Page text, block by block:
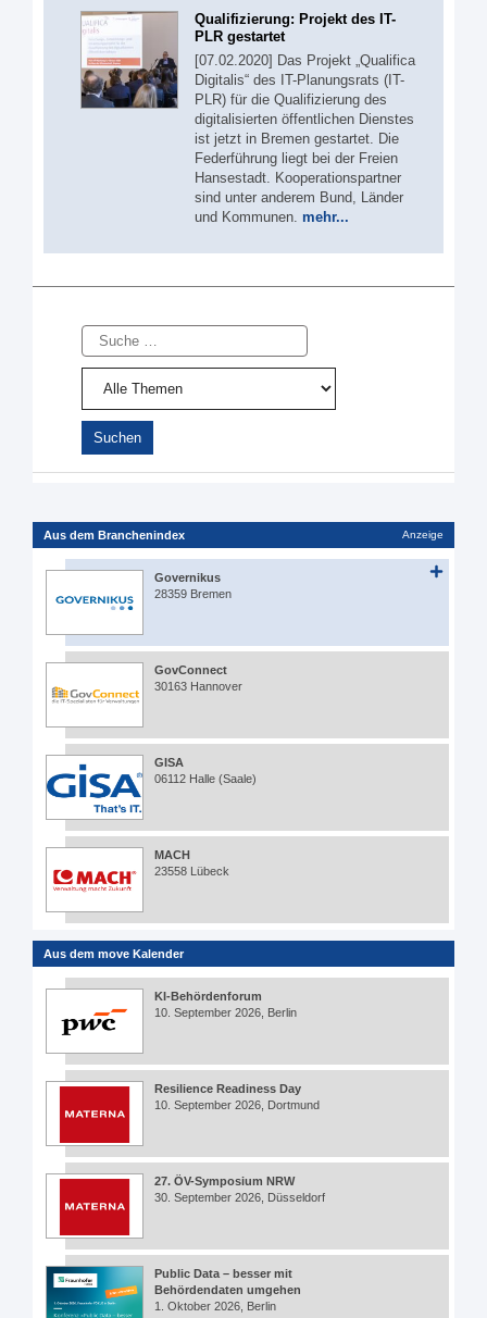
Qualifizierung: Projekt des IT-
PLR gestartet
[07.02.2020] Das Projekt „Qualifica
Digitalis“ des IT-Planungsrats (IT-
PLR) für die Qualifizierung des
digitalisierten öffentlichen Dienstes
ist jetzt in Bremen gestartet. Die
Federführung liegt bei der Freien
Hansestadt. Kooperationspartner
sind unter anderem Bund, Länder
und Kommunen. mehr...
Suche
Aus dem Branchenindex Anzeige
Governikus
28359 Bremen
GovConnect
30163 Hannover
GISA
06112 Halle (Saale)
MACH
23558 Lübeck
Aus dem move Kalender
KI-Behördenforum
10. September 2026, Berlin
Resilience Readiness Day
10. September 2026, Dortmund
27. ÖV-Symposium NRW
30. September 2026, Düsseldorf
Public Data – besser mit
Behördendaten umgehen
1. Oktober 2026, Berlin